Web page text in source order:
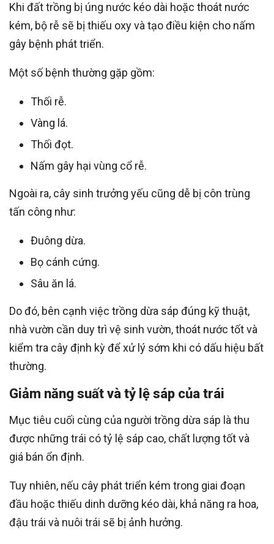
Khi đất trồng bị úng nước kéo dài hoặc thoát nước
kém, bộ rễ sẽ bị thiếu oxy và tạo điều kiện cho nấm
gây bệnh phát triển.
Một số bệnh thường gặp gồm:
Thối rễ.
Vàng lá.
Thối đọt.
Nấm gây hại vùng cổ rễ.
Ngoài ra, cây sinh trưởng yếu cũng dễ bị côn trùng
tấn công như:
Đuông dừa.
Bọ cánh cứng.
Sâu ăn lá.
Do đó, bên cạnh việc trồng dừa sáp đúng kỹ thuật,
nhà vườn cần duy trì vệ sinh vườn, thoát nước tốt và
kiểm tra cây định kỳ để xử lý sớm khi có dấu hiệu bất
thường.
Giảm năng suất và tỷ lệ sáp của trái
Mục tiêu cuối cùng của người trồng dừa sáp là thu
được những trái có tỷ lệ sáp cao, chất lượng tốt và
giá bán ổn định.
Tuy nhiên, nếu cây phát triển kém trong giai đoạn
đầu hoặc thiếu dinh dưỡng kéo dài, khả năng ra hoa,
đậu trái và nuôi trái sẽ bị ảnh hưởng.